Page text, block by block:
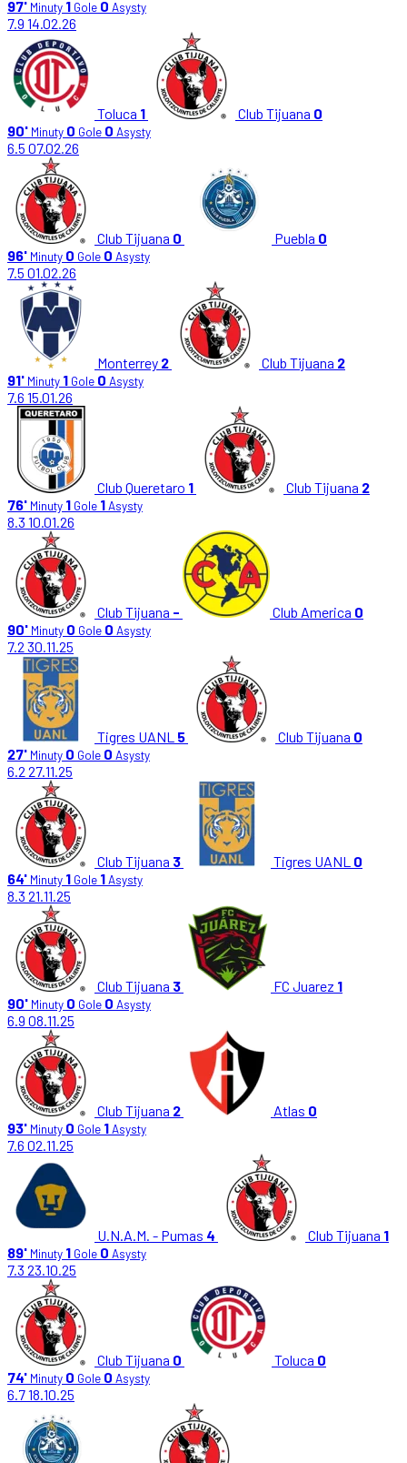
97' Minuty 1 Gole 0 Asysty
7.9 14.02.26
Toluca 1 Club Tijuana 0
90' Minuty 0 Gole 0 Asysty
6.5 07.02.26
Club Tijuana 0 Puebla 0
96' Minuty 0 Gole 0 Asysty
7.5 01.02.26
Monterrey 2 Club Tijuana 2
91' Minuty 1 Gole 0 Asysty
7.6 15.01.26
Club Queretaro 1 Club Tijuana 2
76' Minuty 1 Gole 1Asysty
8.3 10.01.26
Club Tijuana - Club America 0
90' Minuty 0 Gole 0 Asysty
7.2 30.11.25
Tigres UANL 5 Club Tijuana 0
27' Minuty 0 Gole 0 Asysty
6.2 27.11.25
Club Tijuana 3 Tigres UANL 0
64' Minuty 1 Gole 1Asysty
8.3 21.11.25
Club Tijuana 3 FC Juarez 1
90' Minuty 0 Gole 0 Asysty
6.9 08.11.25
Club Tijuana 2 Atlas 0
93' Minuty 0 Gole 1Asysty
7.6 02.11.25
U.N.A.M. - Pumas 4 Club Tijuana 1
89' Minuty 1 Gole 0 Asysty
7.3 23.10.25
Club Tijuana 0 Toluca 0
74' Minuty 0 Gole 0 Asysty
6.718.10.25